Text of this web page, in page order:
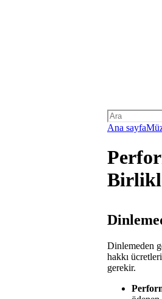
Ana sayfa
Dinlemeden
hakkı
gerekir.